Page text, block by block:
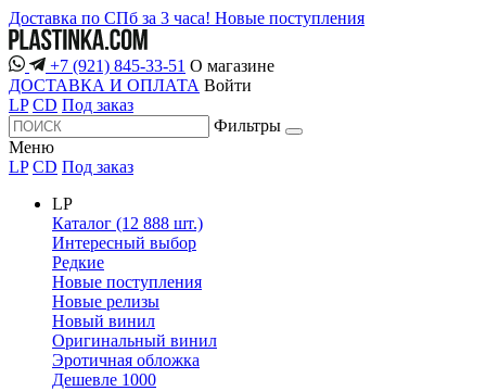
Доставка по СПб за 3 часа! Новые поступления
+7 (921) 845-33-51 О магазине
ДОСТАВКА И ОПЛАТА Войти
LP CD Под заказ
Фильтры
Меню
LP CD Под заказ
LP
Каталог (12 888 шт.)
Интересный выбор
Редкие
Новые поступления
Новые релизы
Новый винил
Оригинальный винил
Эротичная обложка
Дешевле 1000